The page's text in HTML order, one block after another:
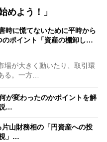
めよう！」
時に慌てないために平時から
のポイント「資産の棚卸し…
が大きく動いたり、取引環
る。一方…
が変わったのかポイントを解
…
片山財務相の「円資産への投
」…